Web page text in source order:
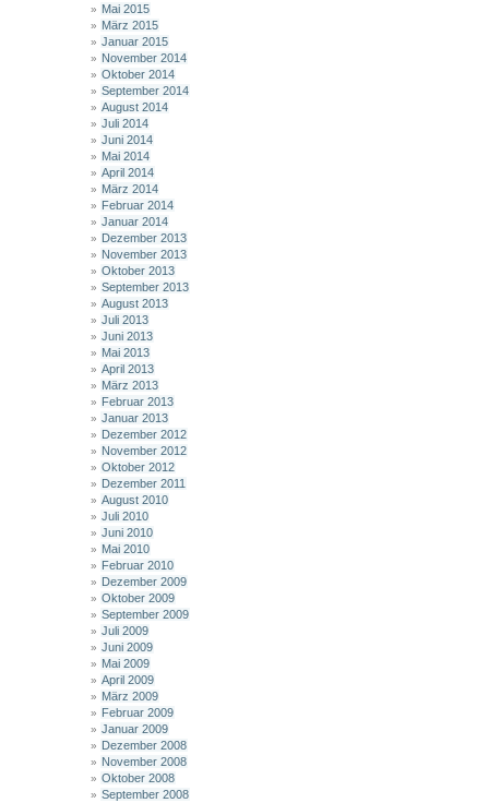
Mai 2015
März 2015
Januar 2015
November 2014
Oktober 2014
September 2014
August 2014
Juli 2014
Juni 2014
Mai 2014
April 2014
März 2014
Februar 2014
Januar 2014
Dezember 2013
November 2013
Oktober 2013
September 2013
August 2013
Juli 2013
Juni 2013
Mai 2013
April 2013
März 2013
Februar 2013
Januar 2013
Dezember 2012
November 2012
Oktober 2012
Dezember 2011
August 2010
Juli 2010
Juni 2010
Mai 2010
Februar 2010
Dezember 2009
Oktober 2009
September 2009
Juli 2009
Juni 2009
Mai 2009
April 2009
März 2009
Februar 2009
Januar 2009
Dezember 2008
November 2008
Oktober 2008
September 2008